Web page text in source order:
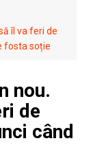
îl va feri de
fosta soție
nou.
de
când